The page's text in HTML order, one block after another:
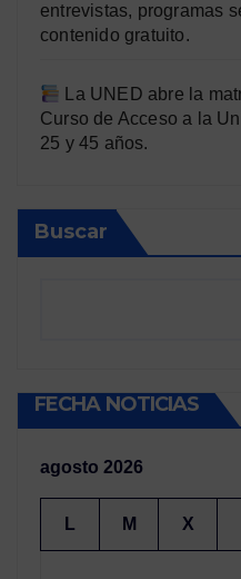
entrevistas, programas
contenido gratuito.
La UNED abre la
Curso de Acceso a la
25 y 45 años.
Buscar
FECHA NOTICIAS
agosto 2026
L M X